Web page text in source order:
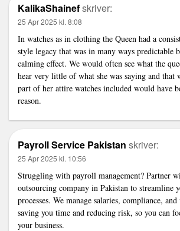
KalikaShainefskriver:
25 Apr 2025 kl. 8:08
In watches as in clothing the Queen had a
style legacy that was in many ways predictable
calming effect. We would often see what the
hear very little of what she was saying and that
part of her attire watches included would have
reason.
Payroll Service Pakistan skriver:
25 Apr 2025 kl. 10:56
Struggling with payroll management? Partner
outsourcing company in Pakistan to streamline
processes. We manage salaries, compliance,
saving you time and reducing risk, so you can
your business.